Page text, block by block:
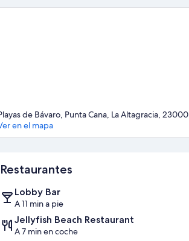
de Bávaro, Punta Cana, La Altagracia, 23000
en el mapa
Restaurantes
Lobby Bar
A 11 min a pie
Jellyfish Beach Restaurant
A 7 min en coche